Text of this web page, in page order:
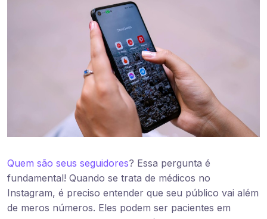
Quem são seus seguidores? Essa pergunta é
fundamental! Quando se trata de médicos no
Instagram, é preciso entender que seu público vai além
de meros números. Eles podem ser pacientes em